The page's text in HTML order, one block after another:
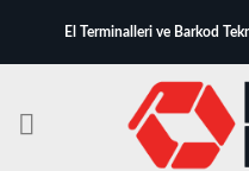
El Terminalleri ve Barkod